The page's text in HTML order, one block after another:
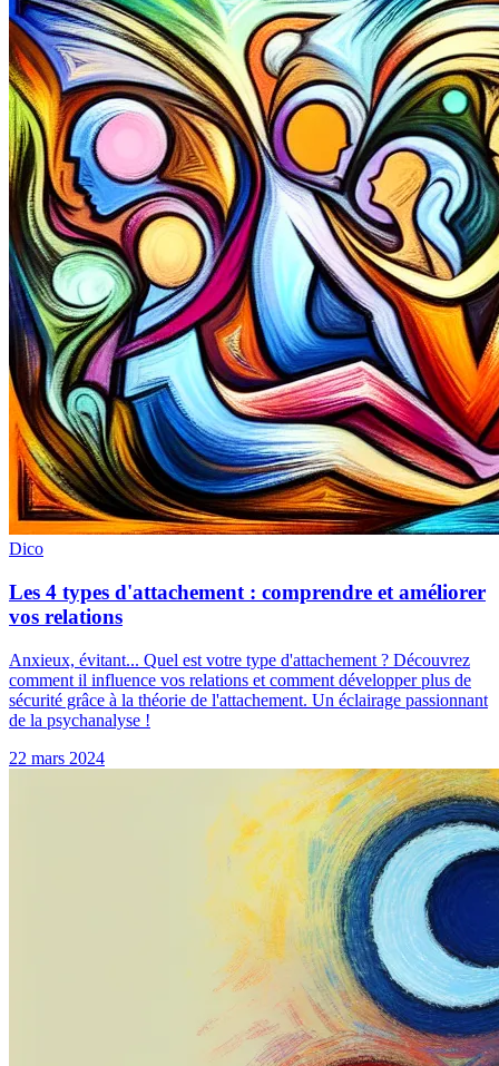
Dico
Les 4 types d'attachement : comprendre et améliorer
vos relations
Anxieux, évitant... Quel est votre type d'attachement ? Découvrez
comment il influence vos relations et comment développer plus de
sécurité grâce à la théorie de l'attachement. Un éclairage passionnant
de la psychanalyse !
22 mars 2024